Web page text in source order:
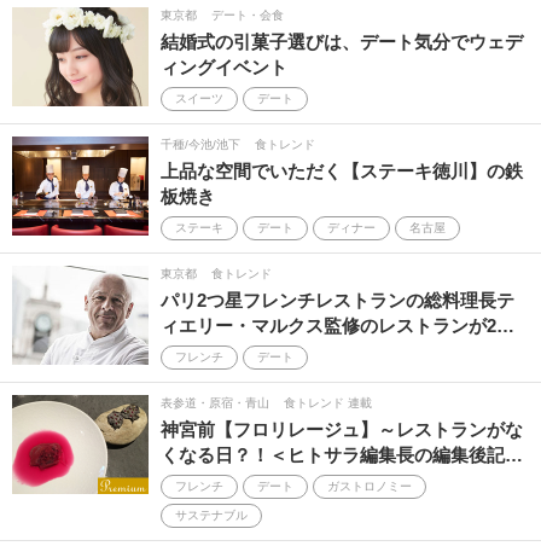
立ち飲み・立ち食い 飲み放題 BBQ
ママ会 花火 貸切
朝食 イルミネーション
東京都 デート・会食
結婚式の引菓子選びは、デート気分でウェデ
ィングイベント
スイーツ デート
千種/今池/池下 食トレンド
上品な空間でいただく【ステーキ徳川】の鉄
板焼き
ステーキ デート ディナー 名古屋
東京都 食トレンド
パリ2つ星フレンチレストランの総料理長テ
ィエリー・マルクス監修のレストランが2…
フレンチ デート
表参道・原宿・青山 食トレンド 連載
神宮前【フロリレージュ】～レストランがな
くなる日？！＜ヒトサラ編集長の編集後記…
フレンチ デート ガストロノミー
サステナブル